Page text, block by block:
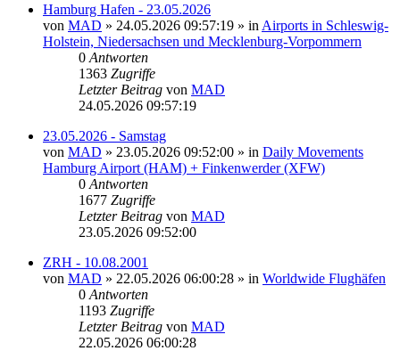
Hamburg Hafen - 23.05.2026
von MAD » 24.05.2026 09:57:19 » in Airports in Schleswig-
Holstein, Niedersachsen und Mecklenburg-Vorpommern
0 Antworten
1363 Zugriffe
Letzter Beitrag von MAD
24.05.2026 09:57:19
23.05.2026 - Samstag
von MAD » 23.05.2026 09:52:00 » in Daily Movements
Hamburg Airport (HAM) + Finkenwerder (XFW)
0 Antworten
1677 Zugriffe
Letzter Beitrag von MAD
23.05.2026 09:52:00
ZRH - 10.08.2001
von MAD » 22.05.2026 06:00:28 » in Worldwide Flughäfen
0 Antworten
1193 Zugriffe
Letzter Beitrag von MAD
22.05.2026 06:00:28